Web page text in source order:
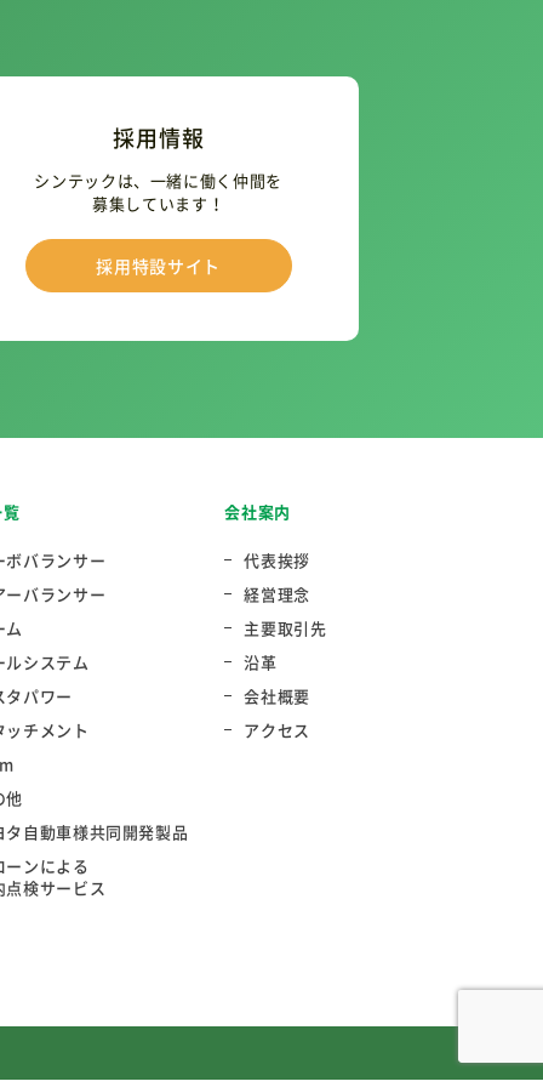
採用情報
シンテックは、一緒に働く仲間を
募集しています！
採用特設サイト
ボバランサー
ーバランサー
ム
ルシステム
タパワー
ッチメント
他
タ自動車様共同開発製品
ーンによる
点検サービス
会社案内
代表挨拶
経営理念
主要取引先
沿革
会社概要
アクセス